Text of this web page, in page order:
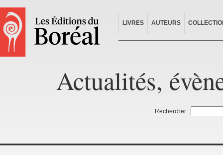
LIVRES AUTEURS
Actualités,
Rechercher :